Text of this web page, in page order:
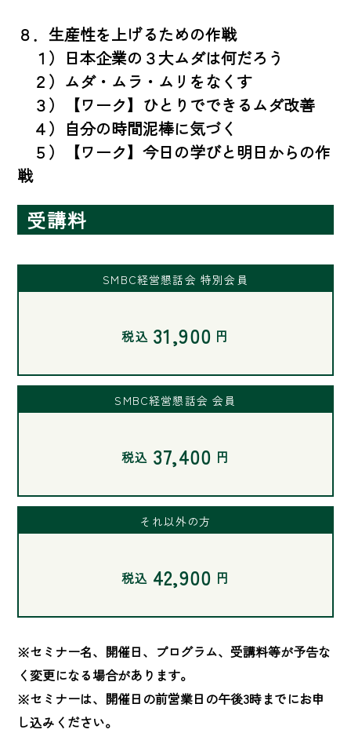
８．生産性を上げるための作戦
１）日本企業の３大ムダは何だろう
２）ムダ・ムラ・ムリをなくす
３）【ワーク】ひとりでできるムダ改善
４）自分の時間泥棒に気づく
５）【ワーク】今日の学びと明日からの作
戦
受講料
SMBC経営懇話会 特別会員
税込 31,900 円
SMBC経営懇話会 会員
税込 37,400 円
それ以外の方
税込 42,900 円
※セミナー名、開催日、プログラム、受講料等が予告な
く変更になる場合があります。
※セミナーは、開催日の前営業日の午後3時までにお申
し込みください。